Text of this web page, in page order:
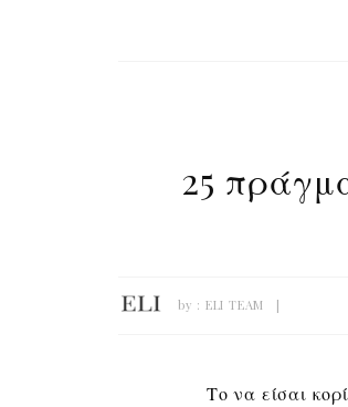
25
by : ELI TEAM
Το να είσαι